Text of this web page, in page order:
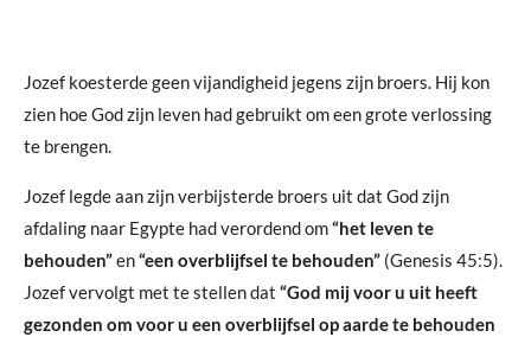
Jozef koesterde geen vijandigheid jegens zijn broers. Hij kon
zien hoe God zijn leven had gebruikt om een ​​grote verlossing
te brengen.
Jozef legde aan zijn verbijsterde broers uit dat God zijn
afdaling naar Egypte had verordend om“het leven te
behouden”en“een overblijfsel te behouden” (Genesis 45:5).
Jozef vervolgt met te stellen dat “God mij voor u uit heeft
gezonden om voor u een overblijfsel op aarde te behouden